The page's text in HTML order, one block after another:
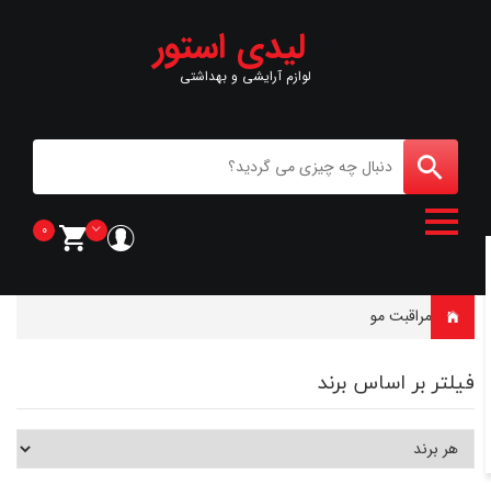
لیدی استور
لوازم آرایشی و بهداشتی
0
خانه مراقبت مو
فیلتر بر اساس برند